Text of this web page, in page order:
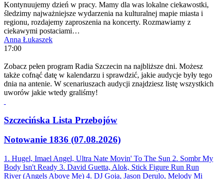
Kontynuujemy dzień w pracy. Mamy dla was lokalne ciekawostki,
śledzimy najważniejsze wydarzenia na kulturalnej mapie miasta i
regionu, rozdajemy zaproszenia na koncerty. Rozmawiamy z
ciekawymi postaciami…
Anna Łukaszek
17:00
Zobacz pełen program Radia Szczecin na najbliższe dni. Możesz
także cofnąć datę w kalendarzu i sprawdzić, jakie audycje były tego
dnia na antenie. W scenariuszach audycji znajdziesz listę wszystkich
uworów jakie wtedy graliśmy!
Szczecińska Lista Przebojów
Notowanie 1836 (07.08.2026)
1. Hugel, Imael Angel, Ultra Nate Movin' To The Sun 2. Sombr My
Body Isn't Ready 3. David Guetta, Alok, Stick Figure Run Run
River (Angels Above Me) 4. DJ Goja, Jason Derulo, Melody Mi